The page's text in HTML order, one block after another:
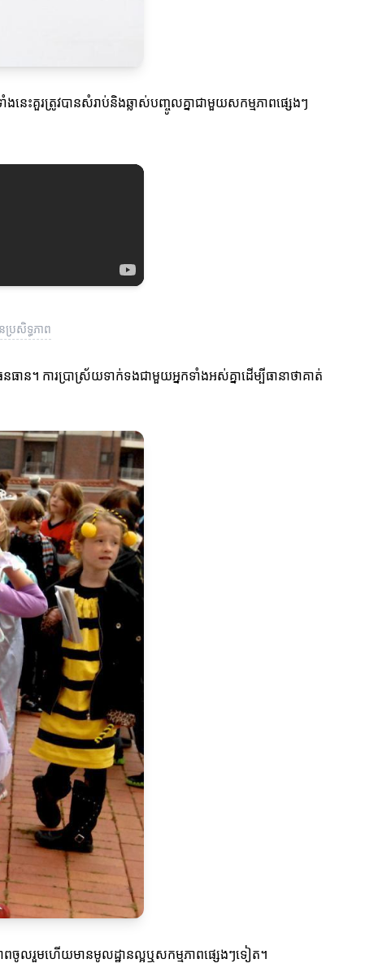
ះគួរត្រូវបានសំរាប់និងឆ្លាស់បញ្ចូលគ្នាជាមួយសកម្មភាពផ្សេងៗ
រសិទ្ធភាព
ន។ ការប្រាស្រ័យទាក់ទងជាមួយអ្នកទាំងអស់គ្នាដើម្បីធានាថាគាត់
ាពចូលរួមហើយមានមូលដ្ឋានល្អឬសកម្មភាពផ្សេងៗទៀត។